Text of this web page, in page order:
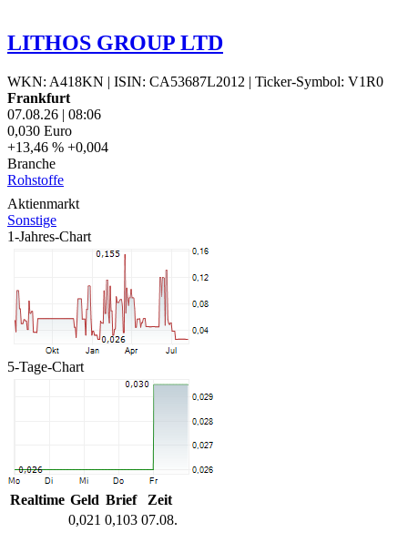
LITHOS GROUP LTD
WKN: A418KN | ISIN: CA53687L2012 | Ticker-Symbol: V1R0
Frankfurt
07.08.26 | 08:06
0,030 Euro
+13,46 % +0,004
Branche
Rohstoffe
Aktienmarkt
Sonstige
1-Jahres-Chart
5-Tage-Chart
Realtime Geld Brief
Zeit
0,021 0,103 07.08.